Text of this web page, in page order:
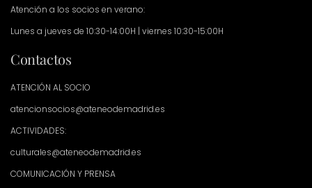
Atención a los socios en verano:
Lunes a jueves de 10:30-14:00H | viernes 10:30-15:00H
Contactos
ATENCIÓN AL SOCIO
atencionsocios@ateneodemadrid.es
ACTIVIDADES:
culturales@ateneodemadrid.es
COMUNICACIÓN Y PRENSA